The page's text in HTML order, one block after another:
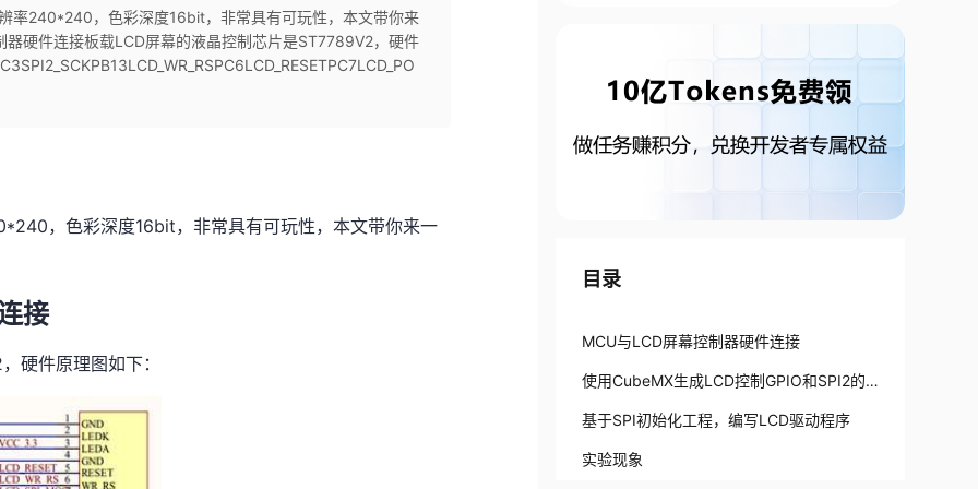
率240*240，色彩深度16bit，非常具有可玩性，本文带你来
硬件连接板载LCD屏幕的液晶控制芯片是ST7789V2，硬件
，色彩深度16bit，非常具有可玩性，本文带你来一
接
硬件原理图如下：
目录
MCU与LCD屏幕控制器硬件连接
使用CubeMX生成LCD控制GPIO和SPI2的
初始化代码
基于SPI初始化工程，编写LCD驱动程序
实验现象